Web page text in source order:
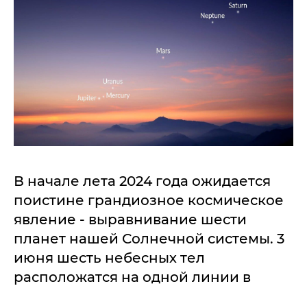
В начале лета 2024 года ожидается
поистине грандиозное космическое
явление - выравнивание шести
планет нашей Солнечной системы. 3
июня шесть небесных тел
расположатся на одной линии в